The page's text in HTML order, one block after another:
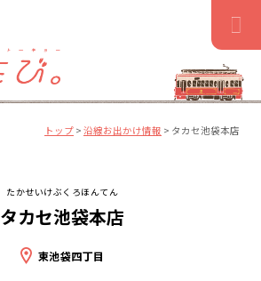
トップ > 沿線お出かけ情報 > タカセ池袋本店
たかせいけぶくろほんてん
タカセ池袋本店
東池袋四丁目